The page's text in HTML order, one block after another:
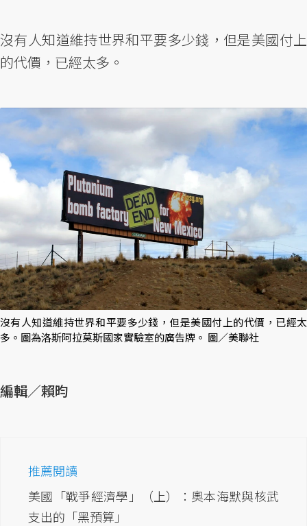
沒有人知道維持世界和平要多少錢，但是美國付上
的代價，已經太多。
沒有人知道維持世界和平要多少錢，但是美國付上的代價，已經太
多。圖為洛斯阿拉莫斯國家實驗室的廣告牌。 圖／美聯社
編輯／賴昀
推薦閱讀
美國「戰爭經濟學」（上）：奧本海默與核武
支出的「黑預算」